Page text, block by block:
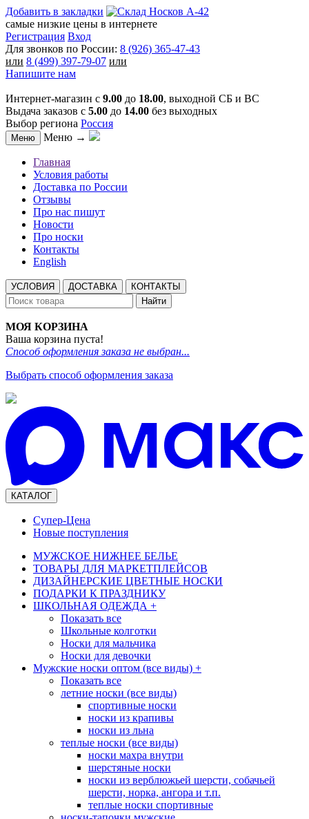
Добавить в закладки
самые низкие цены в интернете
Регистрация Вход
Для звонков по России: 8 (926) 365-47-43
или 8 (499) 397-79-07 или
Напишите нам
Интернет-магазин с 9.00 до 18.00, выходной СБ и ВС
Выдача заказов с 5.00 до 14.00 без выходных
Выбор региона Россия
Меню Меню →
Главная
Условия работы
Доставка по России
Отзывы
Про нас пишут
Новости
Про носки
Контакты
English
УСЛОВИЯ ДОСТАВКА
КОНТАКТЫ
Найти
МОЯ КОРЗИНА
Ваша корзина пуста!
Способ оформления заказа не выбран...
Выбрать способ оформления заказа
КАТАЛОГ
Супер-Цена
Новые поступления
МУЖСКОЕ НИЖНЕЕ БЕЛЬЕ
ТОВАРЫ ДЛЯ МАРКЕТПЛЕЙСОВ
ДИЗАЙНЕРСКИЕ ЦВЕТНЫЕ НОСКИ
ПОДАРКИ К ПРАЗДНИКУ
ШКОЛЬНАЯ ОДЕЖДА +
Показать все
Школьные колготки
Носки для мальчика
Носки для девочки
Мужские носки оптом (все виды) +
Показать все
летние носки (все виды)
спортивные носки
носки из крапивы
носки из льна
теплые носки (все виды)
носки махра внутри
шерстяные носки
носки из верблюжьей шерсти, собачьей
шерсти, норка, ангора и т.п.
теплые носки спортивные